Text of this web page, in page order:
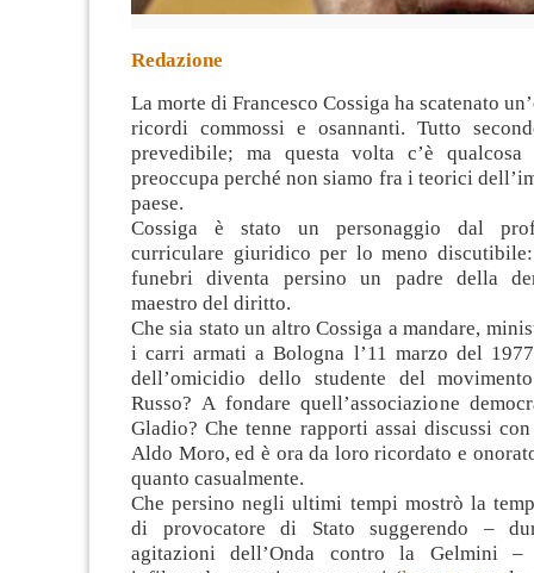
Redazione
La morte di Francesco Cossiga ha scatenato
ricordi commossi e osannanti. Tutto
prevedibile; ma questa volta c’è
preoccupa perché non siamo fra i teorici
paese.
Cossiga è stato un personaggio dal
curriculare giuridico per lo meno
funebri diventa persino un padre della
maestro del diritto.
Che sia stato un altro Cossiga a mandare,
i carri armati a Bologna l’11 marzo del
dell’omicidio dello studente del
Russo? A fondare quell’associazione
Gladio? Che tenne rapporti assai discussi
Aldo Moro, ed è ora da loro ricordato e
quanto casualmente.
Che persino negli ultimi tempi mostrò la
di provocatore di Stato suggerendo –
agitazioni dell’Onda contro la Gelmini –